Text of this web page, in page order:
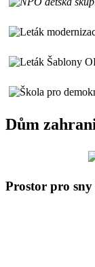
Dům
Prostor pro